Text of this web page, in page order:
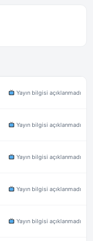
Yayın bilgisi açıklanmadı
Yayın bilgisi açıklanmadı
Yayın bilgisi açıklanmadı
Yayın bilgisi açıklanmadı
Yayın bilgisi açıklanmadı